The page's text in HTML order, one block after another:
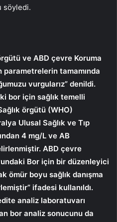
söyledi.
ve ABD çevre Koruma
parametrelerin tamamında
vurgularız” denildi.
bor için sağlık temelli
örgütü (WHO)
Ulusal Sağlık ve Tıp
4 mg/L ve AB
ABD çevre
Bor için bir düzenleyici
ömür boyu sağlık danışma
ifadesi kullanıldı.
analiz laboratuvarı
bor analiz sonucunu da